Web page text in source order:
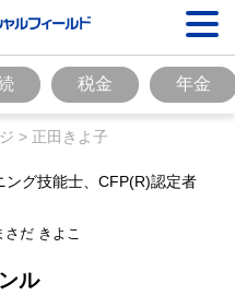
税金 年金
> 正田きよ子
ング技能士、CFP(R)認定者
さだ きよこ
ル